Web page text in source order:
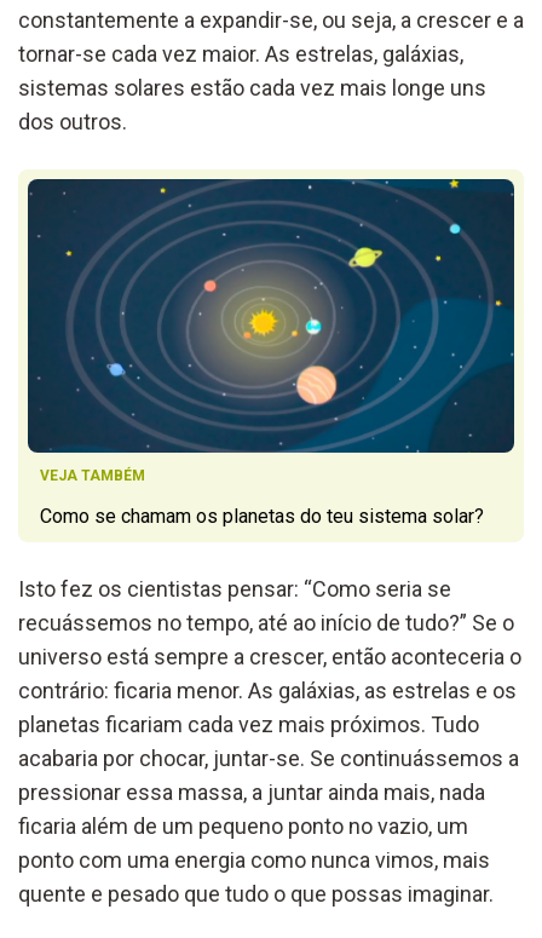
constantemente a expandir-se, ou seja, a crescer e a
tornar-se cada vez maior. As estrelas, galáxias,
sistemas solares estão cada vez mais longe uns
dos outros.
VEJA TAMBÉM
Como se chamam os planetas do teu sistema solar?
Isto fez os cientistas pensar: “Como seria se
recuássemos no tempo, até ao início de tudo?” Se o
universo está sempre a crescer, então aconteceria o
contrário: ficaria menor. As galáxias, as estrelas e os
planetas ficariam cada vez mais próximos. Tudo
acabaria por chocar, juntar-se. Se continuássemos a
pressionar essa massa, a juntar ainda mais, nada
ficaria além de um pequeno ponto no vazio, um
ponto com uma energia como nunca vimos, mais
quente e pesado que tudo o que possas imaginar.